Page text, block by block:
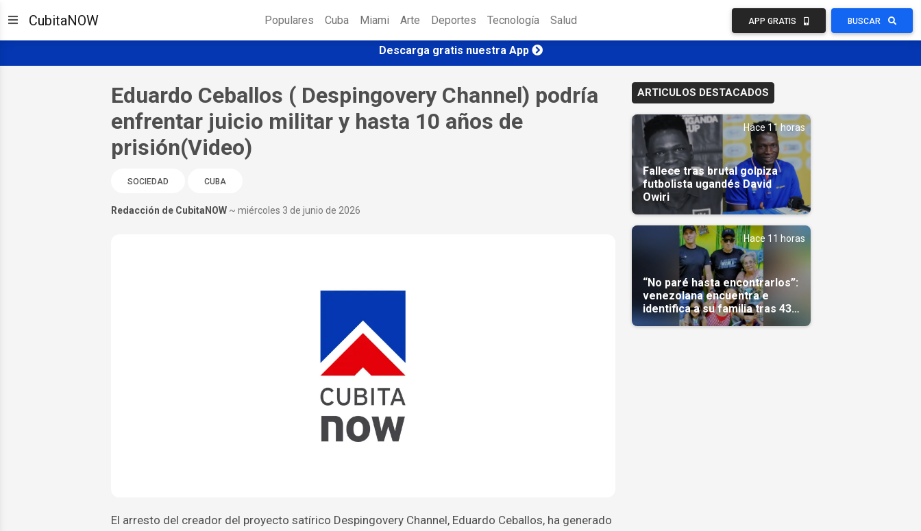
CubitaNOW Populares Cuba Miami Arte Deportes Tecnología Salud APP GRATIS BUSCAR
Descarga gratis nuestra App
Eduardo Ceballos ( Despingovery Channel) podría
enfrentar juicio militar y hasta 10 años de
prisión(Video)
SOCIEDAD CUBA
Redacción de CubitaNOW ~ miércoles 3 de junio de 2026
El arresto del creador del proyecto satírico Despingovery Channel, Eduardo Ceballos, ha generado
ARTICULOS DESTACADOS
Hace 11 horas
Fallece tras brutal golpiza
futbolista ugandés David
Owiri
Hace 11 horas
“No paré hasta encontrarlos”:
venezolana encuentra e
identifica a su familia tras 43
días del terremoto